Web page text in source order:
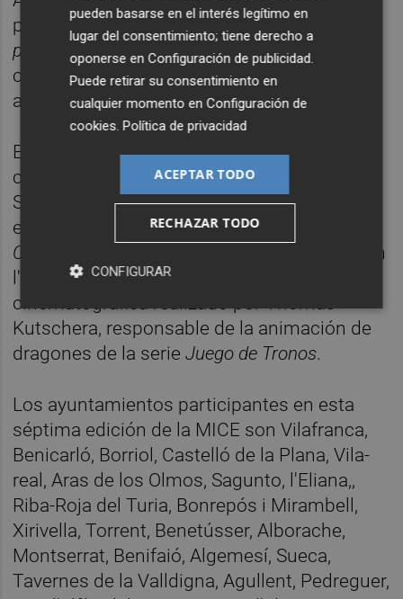
proyectará la películaLas aventuras del
príncipe Achmed , deLotte Reiniger,
considerada la pionera del cine de
animación.
Entre las actividades destaca asimismo la
celebración de un partido de baloncesto en
Sueca con jugadores con capacidades
especiales y la proyección de la película
Campeones
; la jornada dedicada a la India, en
l'Eliana y Benifaió; o el taller de animación
cinematográfica realizado por Thomas
Kutschera, responsable de la animación de
dragones de la serieJuego de Tronos.
Los ayuntamientos participantes en esta
séptima edición de la MICE son Vilafranca,
Benicarló, Borriol, Castelló de la Plana, Vila-
real, Aras de los Olmos, Sagunto, l'Eliana,,
Riba-Roja del Turia, Bonrepós i Mirambell,
Xirivella, Torrent, Benetússer, Alborache,
Montserrat, Benifaió, Algemesí, Sueca,
Tavernes de la Valldigna, Agullent, Pedreguer,
pueden basarse en el interés legítimo en
lugar del consentimiento; tiene derecho a
oponerse enConfiguración de publicidad
Puede retirar su consentimiento en
cualquier momento enConfiguración de
cookies .Política de privacidad
ACEPTAR TODO
RECHAZAR TODO
CONFIGURAR